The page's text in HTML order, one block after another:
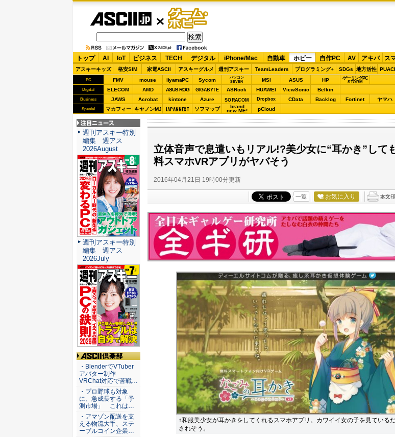
ゲーム・
ホビー
トップ AI IoT ビジネス TECH デジタル iPhone/Mac 自動車 ホビー 自作PC AV アキバ ス
アスキーキッズ 格安SIM 家電ASCII アスキーグルメ 週刊アスキー TeamLeaders プログラミング+ SDGs 地方活性
PC FMV mouse iiyamaPC Sycom
パソコン
SEVEN
MSI ASUS HP ゲーミングPC
STORM
Digital ELECOM AMD ASUS ROG GIGABYTE ASRock HUAWEI ViewSonic Belkin
Business JAWS Acrobat kintone Azure SORACOM Dropbox CData Backlog Fortinet ヤマハ
Special マカフィー キヤノンMJ JAPANNEXT ソフマップ brand
new ME! pCloud
立体音声で息遣いもリアル!?美少女に“耳かき”して
料スマホVRアプリがヤバそう
2016年04月21日 19時00分更新
一覧 お気に入り
↑和服美少女が耳かきをしてくれるスマホアプリ。カワイイ女の子を見ている
されそう。
注目ニュース
週刊アスキー特別
編集 週アス
2026August
週刊アスキー特別
編集 週アス
2026July
ASCII倶楽部
・BlenderでVTuber
アバター制作
VRChat対応で苦戦…
・プロ野球も対象
に、急成長する「予
測市場」 これは…
・アマゾン配送を支
える物流大手、ステ
ーブルコイン企業…